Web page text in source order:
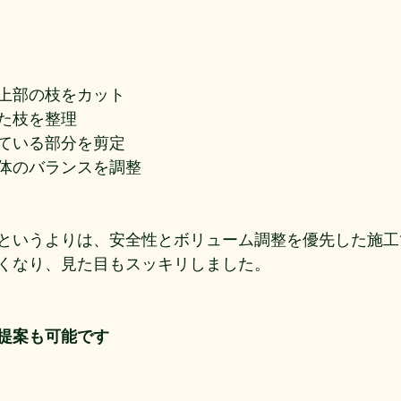
部の枝をカット
枝を整理
いる部分を剪定
のバランスを調整
いうよりは、安全性とボリューム調整を優先した施
なり、見た目もスッキリしました。
案も可能です